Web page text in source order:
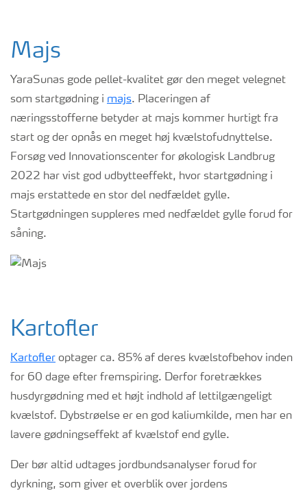
Majs
YaraSunas gode pellet-kvalitet gør den meget velegnet
som startgødning i majs. Placeringen af
næringsstofferne betyder at majs kommer hurtigt fra
start og der opnås en meget høj kvælstofudnyttelse.
Forsøg ved Innovationscenter for økologisk Landbrug
2022 har vist god udbytteeffekt, hvor startgødning i
majs erstattede en stor del nedfældet gylle.
Startgødningen suppleres med nedfældet gylle forud for
såning.
Kartofler
Kartofler optager ca. 85% af deres kvælstofbehov inden
for 60 dage efter fremspiring. Derfor foretrækkes
husdyrgødning med et højt indhold af lettilgængeligt
kvælstof. Dybstrøelse er en god kaliumkilde, men har en
lavere gødningseffekt af kvælstof end gylle.
Der bør altid udtages jordbundsanalyser forud for
dyrkning, som giver et overblik over jordens